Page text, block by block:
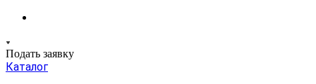
Подать заявку
Каталог